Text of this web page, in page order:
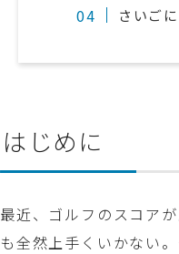
さいごに
はじめに
最近、ゴルフのスコア
も全然上手くいかない